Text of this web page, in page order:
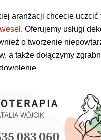
aranżacji chcecie
. Oferujemy usługi
o tworzenie
a także dołączymy